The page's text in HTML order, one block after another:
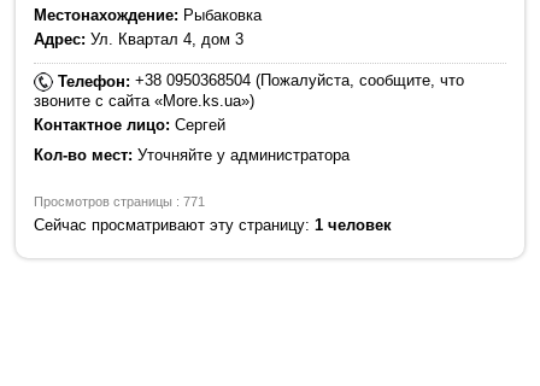
Местонахождение: Рыбаковка
Адрес: Ул. Квартал 4, дом 3
Телефон:+38 0950368504 (Пожалуйста, сообщите, что
звоните с сайта «More.ks.ua»)
Контактное лицо: Сергей
Кол-во мест: Уточняйте у администратора
Просмотров страницы : 771
Сейчас просматривают эту страницу:1 человек